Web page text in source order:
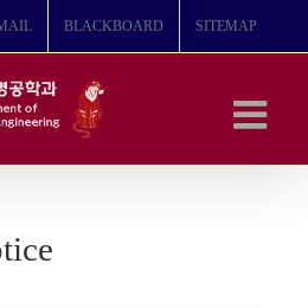
BLACKBOARD SITEMAP